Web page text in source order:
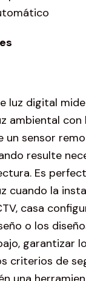
luz digital
ambiental con
un sensor
resulte
Es
cuando la
casa
o los
garantizar
criterios de